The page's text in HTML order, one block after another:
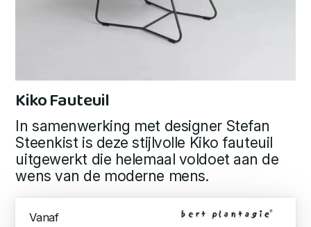
Kiko Fauteuil
In samenwerking met designer Stefan
Steenkist is deze stijlvolle Kiko fauteuil
uitgewerkt die helemaal voldoet aan de
wens van de moderne mens.
Vanaf